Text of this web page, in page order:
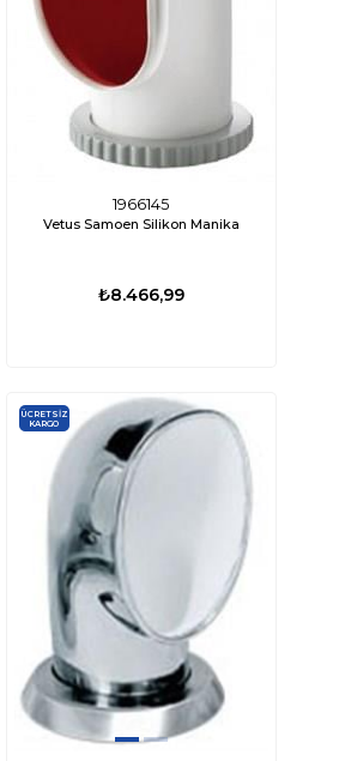
TÜKENDI
1966145
Vetus Samoen Silikon Manika
₺8.466,99
ÜCRETSIZ
KARGO